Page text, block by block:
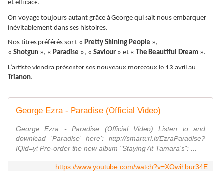
et efficace.
On voyage toujours autant grâce à George qui sait nous embarquer
inévitablement dans ses histoires.
Nos titres préférés sont « Pretty Shining People »,
« Shotgun », « Paradise », « Saviour » et « The Beautiful Dream ».
L’artiste viendra présenter ses nouveaux morceaux le 13 avril au
Trianon.
George Ezra - Paradise (Official Video)
George Ezra - Paradise (Official Video) Listen to and
download 'Paradise' here': http://smarturl.it/EzraParadise?
IQid=yt Pre-order the new album "Staying At Tamara's": ...
https://www.youtube.com/watch?v=XOwihbur34E